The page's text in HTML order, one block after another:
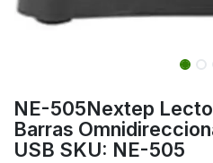
NE-505Nextep
Barras
USB SKU: NE-505